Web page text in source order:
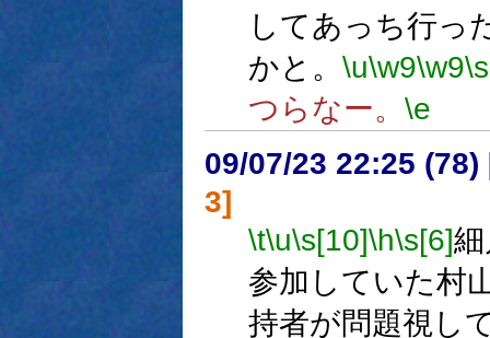
してあっち行っ
かと。 \u\w9\w9
つらなー。 \e
09/07/23 22:25 (78)
3]
\t\u\s[10]\h\s[6]
参加していた村
持者が問題視し